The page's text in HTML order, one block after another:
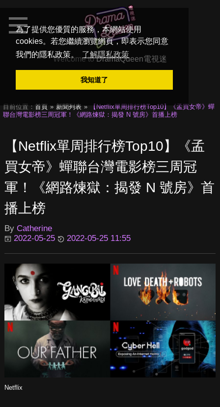
為了提供您優質的服務，本網站使用
cookies。若您繼續瀏覽網頁，即表示您同意
我們的隱私政策。
了解隱私政策
我知道了
Welcome toDramaQueen電視迷
目前位置： 首頁 新聞列表
【Netflix單周排行榜Top10】《孟買女帝》蟬
聯台灣電影榜三周冠軍！《網路煉獄：揭發 N 號房》首播上榜
【Netflix單周排行榜Top10】《孟
買女帝》蟬聯台灣電影榜三周冠
軍！《網路煉獄：揭發 N 號房》首
播上榜
By Catherine
2022-05-25
2022-05-25 11:55
Netflix